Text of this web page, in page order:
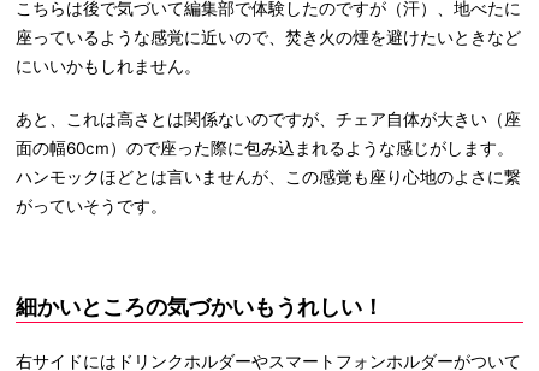
こちらは後で気づいて編集部で体験したのですが（汗）、地べたに
座っているような感覚に近いので、焚き火の煙を避けたいときなど
にいいかもしれません。
あと、これは高さとは関係ないのですが、チェア自体が大きい（座
面の幅60cm）ので座った際に包み込まれるような感じがします。
ハンモックほどとは言いませんが、この感覚も座り心地のよさに繋
がっていそうです。
細かいところの気づかいもうれしい！
右サイドにはドリンクホルダーやスマートフォンホルダーがついて